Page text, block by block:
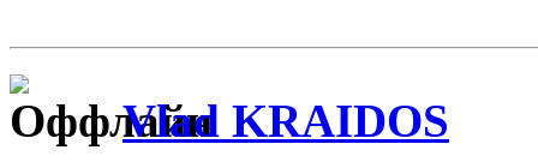
Vlad KRAIDOS